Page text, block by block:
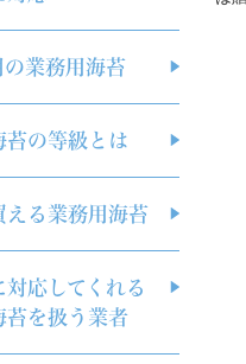
の業務用海苔
苔の等級とは
える業務用海苔
対応してくれる
苔を扱う業者